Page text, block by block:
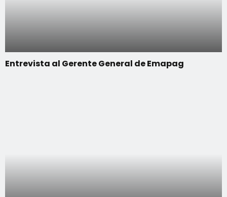
Entrevista al Gerente General de Emapag